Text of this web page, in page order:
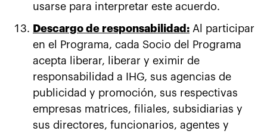
usarse para interpretar este acuerdo.
Descargo de responsabilidad: Al participar
en el Programa, cada Socio del Programa
acepta liberar, liberar y eximir de
responsabilidad a IHG, sus agencias de
publicidad y promoción, sus respectivas
empresas matrices, filiales, subsidiarias y
sus directores, funcionarios, agentes y